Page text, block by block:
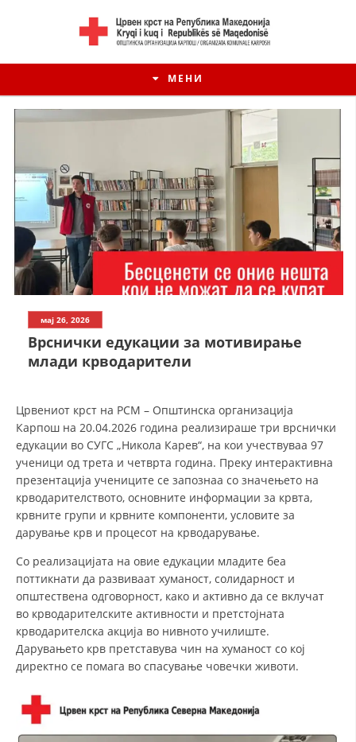
МЕНИ
ПРИРАЧНИЦИ
ЕДУКАТИВНО ИНФОРМАТИВНИ МАТЕРИЈАЛИ
БРОШУРИ
ПОСТЕРИ
мај 26, 2026
Врснички едукации за мотивирање
млади крводарители
Црвениот крст на РСМ – Општинска организација
Карпош на 20.04.2026 година реализираше три врснички
едукации во СУГС „Никола Карев“, на кои учествуваа 97
ученици од трета и четврта година. Преку интерактивна
презентација учениците се запознаа со значењето на
крводарителството, основните информации за крвта,
крвните групи и крвните компоненти, условите за
дарување крв и процесот на крводарување.
Со реализацијата на овие едукации младите беа
поттикнати да развиваат хуманост, солидарност и
општествена одговорност, како и активно да се вклучат
во крводарителските активности и претстојната
крводарителска акција во нивното училиште.
Дарувањето крв претставува чин на хуманост со кој
директно се помага во спасување човечки животи.